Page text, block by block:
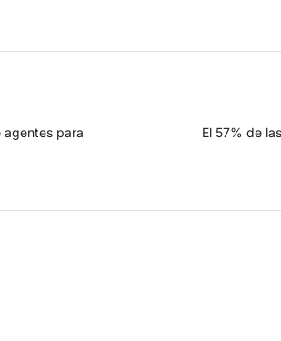
agentes para
El 57% de